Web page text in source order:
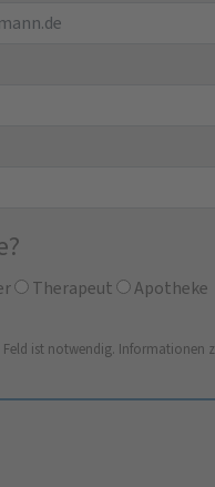
Therapeut Apotheke
Feld ist notwendig. Informationen